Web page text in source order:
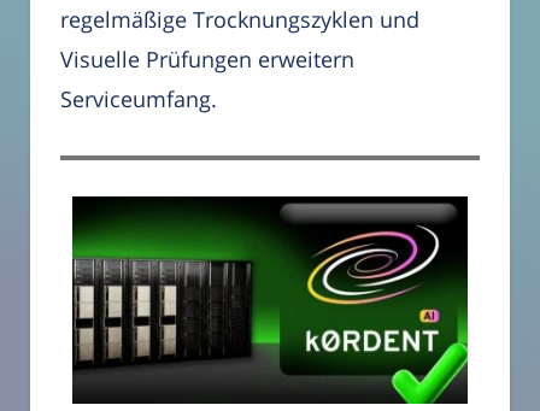
regelmäßige Trocknungszyklen und
Visuelle Prüfungen erweitern
Serviceumfang.